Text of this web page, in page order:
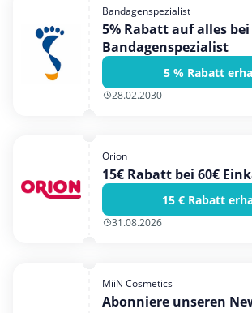
Bandagenspezialist
5% Rabatt auf alles bei
Bandagenspezialist
5 % Rabatt
28.02.2030
Orion
15€ Rabatt bei 60€
15 € Rabatt
31.08.2026
MiiN Cosmetics
Abonniere unseren